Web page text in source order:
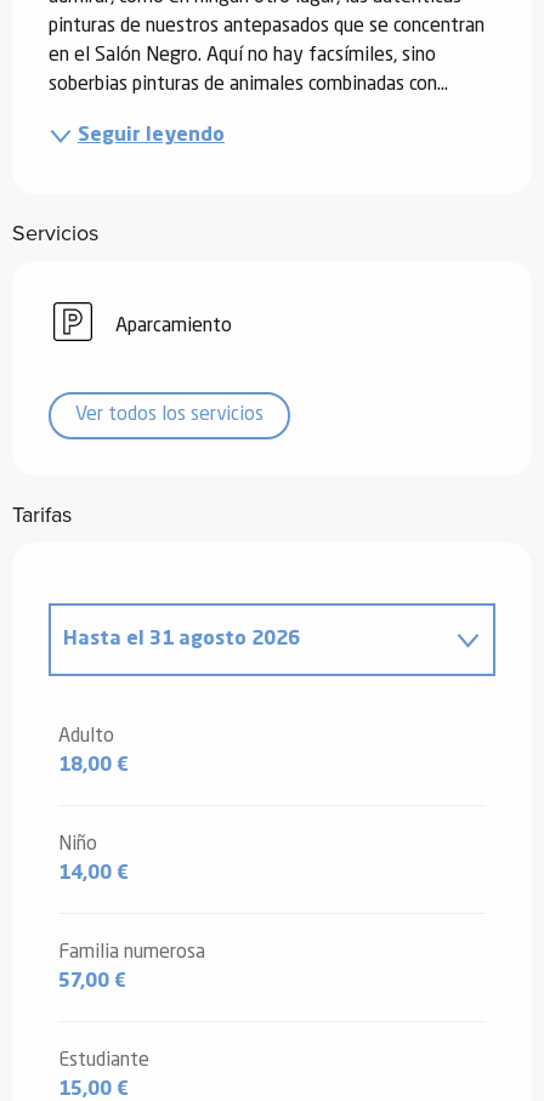
pinturas de nuestros antepasados que se concentran
en el Salón Negro. Aquí no hay facsímiles, sino
soberbias pinturas de animales combinadas con...
Seguir leyendo
Servicios
Aparcamiento
Ver todos los servicios
Tarifas
Desde
Hasta el 31 agosto 2026
Desde
Adulto
18,00 €
Niño
14,00 €
Familia numerosa
57,00 €
Estudiante
15,00 €